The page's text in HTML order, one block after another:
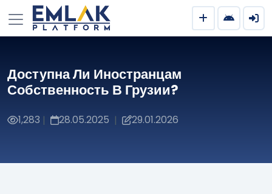
Доступна Ли Иностранцам
Собственность В Грузии?
1,283 | 28.05.2025 | 29.01.2026